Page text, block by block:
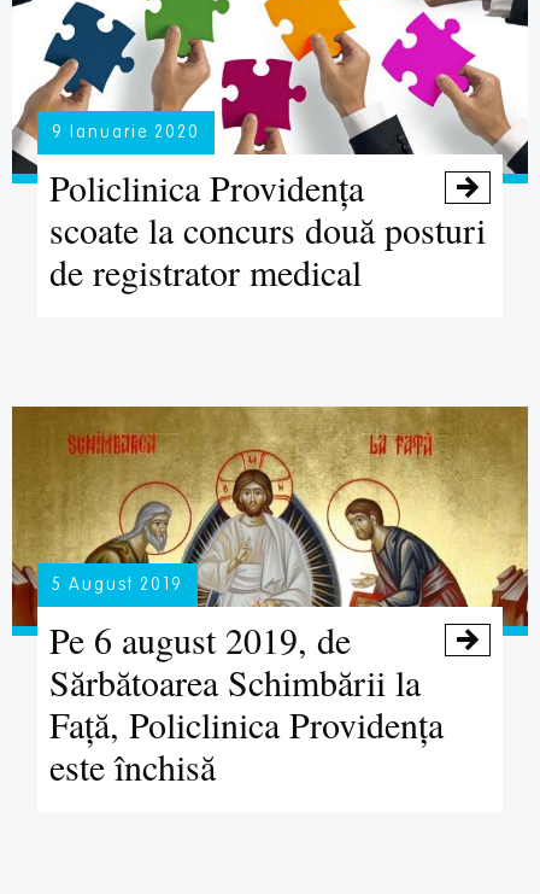
9 Ianuarie 2020

Policlinica Providența
scoate la concurs două posturi
de registrator medical
5 August 2019

Pe 6 august 2019, de
Sărbătoarea Schimbării la
Față, Policlinica Providența
este închisă